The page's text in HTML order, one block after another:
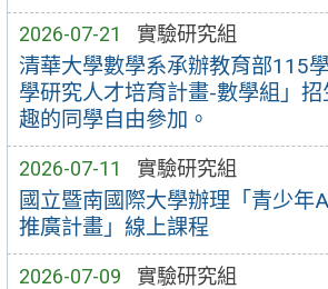
2026-07-21 實驗研究組
清華大學數學系承辦教育部115
學研究人才培育計畫-數學組」
趣的同學自由參加。
2026-07-11 實驗研究組
國立暨南國際大學辦理「青少年
推廣計畫」線上課程
2026-07-09 實驗研究組